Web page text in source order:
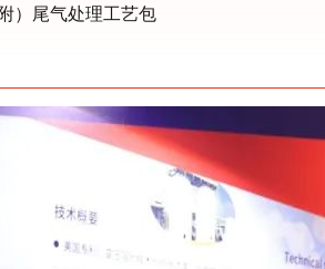
）尾气处理工艺包